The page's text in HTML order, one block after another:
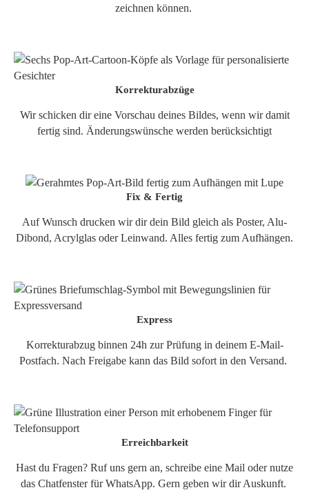
zeichnen können.
Korrekturabzüge
Wir schicken dir eine Vorschau deines Bildes, wenn wir damit
fertig sind. Änderungswünsche werden berücksichtigt
Fix & Fertig
Auf Wunsch drucken wir dir dein Bild gleich als Poster, Alu-
Dibond, Acrylglas oder Leinwand. Alles fertig zum Aufhängen.
Express
Korrekturabzug binnen 24h zur Prüfung in deinem E-Mail-
Postfach. Nach Freigabe kann das Bild sofort in den Versand.
Erreichbarkeit
Hast du Fragen? Ruf uns gern an, schreibe eine Mail oder nutze
das Chatfenster für WhatsApp. Gern geben wir dir Auskunft.